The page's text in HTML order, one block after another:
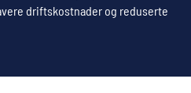
driftskostnader og reduserte